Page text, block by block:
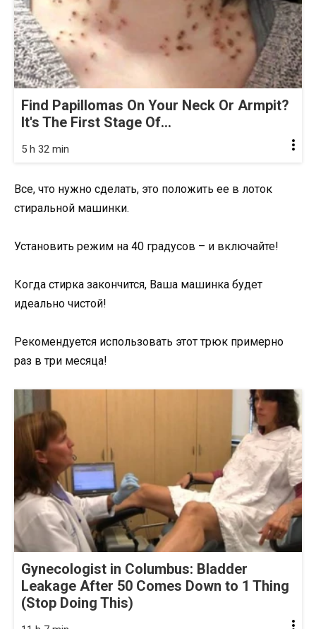
Find Papillomas On Your Neck Or Armpit?
It's The First Stage Of...
5 h 32 min
Все, что нужно сделать, это положить ее в лоток
стиральной машинки.
Установить режим на 40 градусов – и включайте!
Когда стирка закончится, Ваша машинка будет
идеально чистой!
Рекомендуется использовать этот трюк примерно
раз в три месяца!
Gynecologist in Columbus: Bladder
Leakage After 50 Comes Down to 1 Thing
(Stop Doing This)